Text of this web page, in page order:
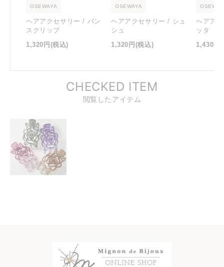
OSEWAYA
ヘアアクセサリー / バン
スクリップ
1,320円 (税込)
OSEWAYA
ヘアアクセサリー / シュ
シュ
1,320円 (税込)
ヘアア
ッタ
1,430円
CHECKED ITEM
閲覧したアイテム